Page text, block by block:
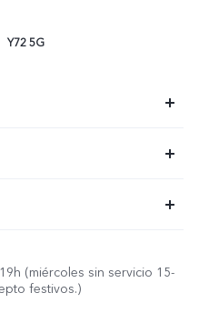
Y72 5G
(miércoles sin servicio 15-
festivos.)